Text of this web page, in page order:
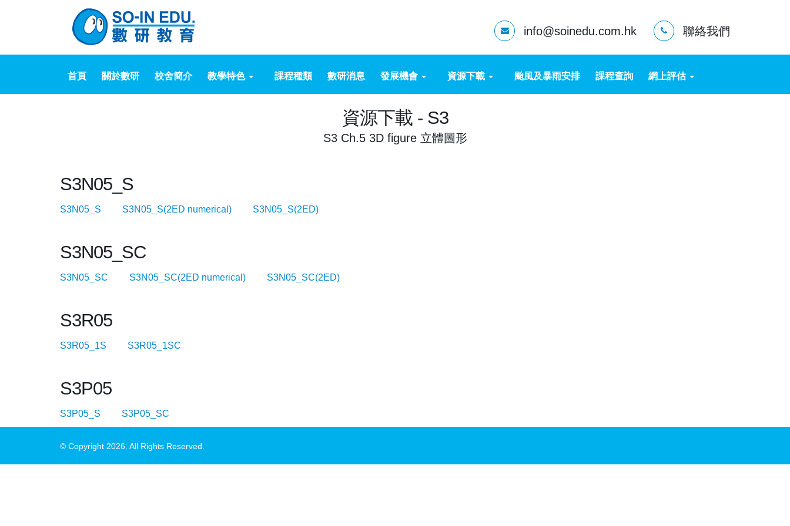
info@soinedu.com.hk 聯絡我們
首頁 關於數研 校舍簡介 教學特色 課程種類 數研消息 發展機會 資源下載 颱風及暴雨安排 課程查詢 網上評估
資源下載 - S3
S3 Ch.5 3D figure 立體圖形
S3N05_S
S3N05_S S3N05_S(2ED numerical) S3N05_S(2ED)
S3N05_SC
S3N05_SC S3N05_SC(2ED numerical) S3N05_SC(2ED)
S3R05
S3R05_1S S3R05_1SC
S3P05
S3P05_S S3P05_SC
© Copyright 2026. All Rights Reserved.